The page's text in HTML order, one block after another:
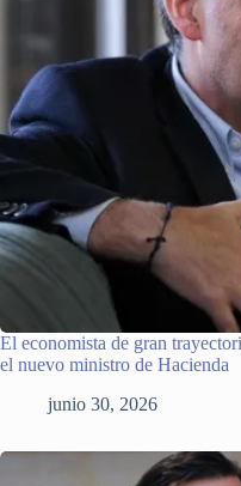
El economista de gran
el nuevo ministro de Hacienda
junio 30, 2026